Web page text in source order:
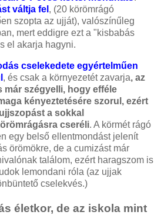
váltja fel , (20 körömrágó
szopta az ujját), valószínűleg
mert eddigre ezt a "kisbabás
el akarja hagyni.
cselekedete egyértelműen
, és csak a környezetét zavarja, az
már szégyelli, hogy efféle
kényeztetésére szorul, ezért
a sokkal
cseréli. A körmét rágó
egy belső ellentmondást jelenít
örömökre, de a cumizást már
találom, ezért haragszom is
lemondani róla (az ujjak
cselekvés.)
életkor, de az iskola mint